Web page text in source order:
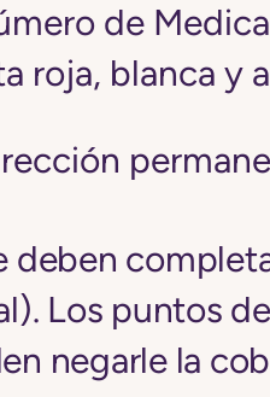
de
roja, blanca y
deben
Los puntos
negarle la